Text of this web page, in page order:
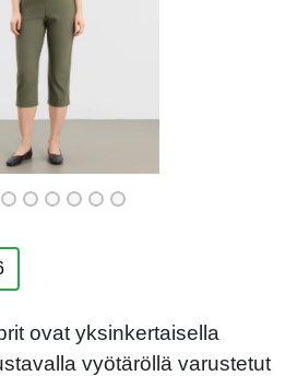
ovat yksinkertaisella
vyötäröllä varustetut